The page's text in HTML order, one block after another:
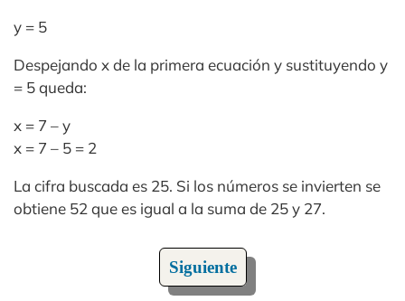
y = 5
Despejando x de la primera ecuación y sustituyendo y
= 5 queda:
x = 7 – y
x = 7 – 5 = 2
La cifra buscada es 25. Si los números se invierten se
obtiene 52 que es igual a la suma de 25 y 27.
Siguiente